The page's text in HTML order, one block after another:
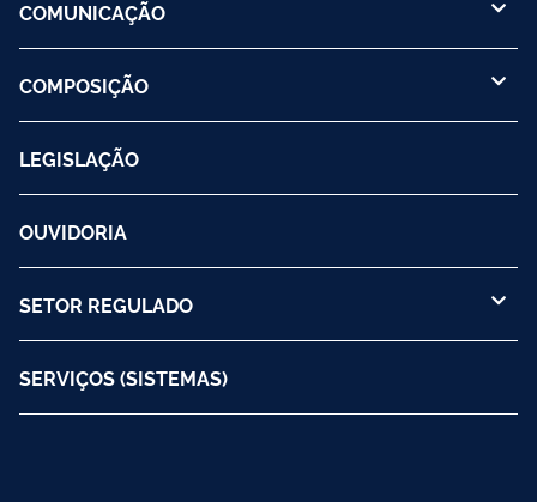
COMUNICAÇÃO
COMPOSIÇÃO
LEGISLAÇÃO
OUVIDORIA
SETOR REGULADO
SERVIÇOS (SISTEMAS)